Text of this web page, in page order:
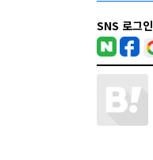
SNS 로그인